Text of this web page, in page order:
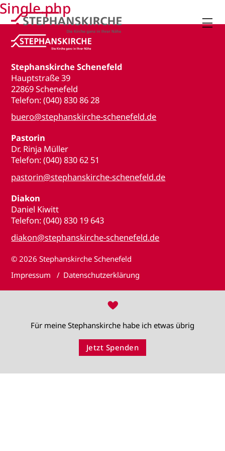

Stephanskirche Schenefeld
Hauptstraße 39
22869 Schenefeld
Telefon: (040) 830 86 28
buero@stephanskirche-schenefeld.de
Pastorin
Dr. Rinja Müller
Telefon: (040) 830 62 51
pastorin@stephanskirche-schenefeld.de
Diakon
Daniel Kiwitt
Telefon: (040) 830 19 643
diakon@stephanskirche-schenefeld.de
© 2026 Stephanskirche Schenefeld
Impressum
Datenschutzerklärung
♥
Für meine Stephanskirche habe ich etwas übrig
Jetzt Spenden